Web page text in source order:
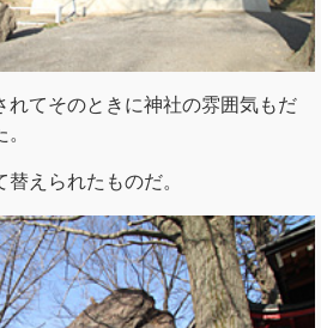
れてそのときに神社の雰囲気もだ
えられたものだ。